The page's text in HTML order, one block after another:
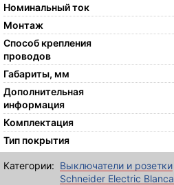
Номинальный ток
Монтаж
Способ крепления
проводов
Габариты, мм
Дополнительная
информация
Комплектация
Тип покрытия
Категории: Выключатели и розетки
Schneider Electric Blanca